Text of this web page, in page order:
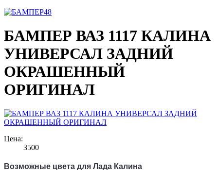
БАМПЕР ВАЗ 1117 КАЛИНА
УНИВЕРСАЛ ЗАДНИЙ
ОКРАШЕННЫЙ
ОРИГИНАЛ
Цена:
3500
Возможные цвета для Лада Калина